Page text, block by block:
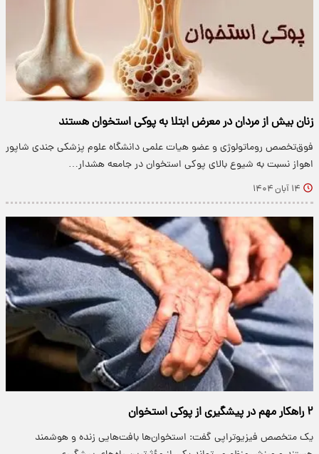
زنان بیش از مردان در معرض ابتلا به پوکی استخوان هستند
فوق‌تخصص روماتولوژی و عضو هیات علمی دانشگاه علوم پزشکی جندی شاپور
اهواز نسبت به شیوع بالای پوکی استخوان در جامعه هشدار…
۱۴ آبان ۱۴۰۴
۲ راهکار مهم در پیشگیری از پوکی استخوان
یک متخصص فیزیوتراپی گفت: استخوان‌ها بافت‌هایی زنده و هوشمند